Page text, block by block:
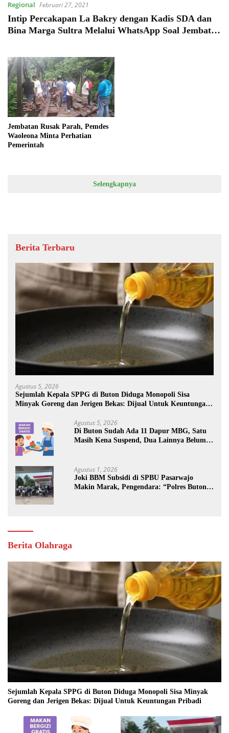
Regional Februari 27, 2021
Intip Percakapan La Bakry dengan Kadis SDA dan
Bina Marga Sultra Melalui WhatsApp Soal Jembatan
Jembatan Rusak Parah, Pemdes
Waoleona Minta Perhatian
Pemerintah
Selengkapnya
Berita Terbaru
Agustus 5, 2026
Sejumlah Kepala SPPG di Buton Diduga Monopoli Sisa
Minyak Goreng dan Jerigen Bekas: Dijual Untuk Keuntungan
Agustus 5, 2026
Di Buton Sudah Ada 11 Dapur MBG, Satu
Masih Kena Suspend, Dua Lainnya Belum
Agustus 1, 2026
Joki BBM Subsidi di SPBU Pasarwajo
Makin Marak, Pengendara: “Polres Buton
Berita Olahraga
Sejumlah Kepala SPPG di Buton Diduga Monopoli Sisa Minyak
Goreng dan Jerigen Bekas: Dijual Untuk Keuntungan Pribadi